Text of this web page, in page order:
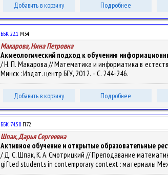
Добавить в корзину Подробнее
ББК 22.1 М34
Макарова, Нина Петровна
Акмеологический подход к обучению
/ Н. П. Макарова // Математика и информатика в
Минск : Издат. центр БГУ, 2012. – С. 244-246.
Добавить в корзину Подробнее
ББК 74.58 П72
Шпак, Дарья Сергеевна
Активное обучение и открытые образовательные
/ Д. С. Шпак, К. А. Смотрицкий // Преподавание
gifted students in contemporary context : материалы